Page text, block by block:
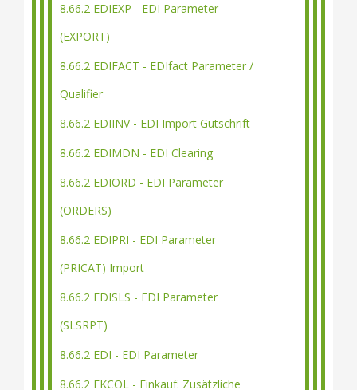
8.66.2 EDIEXP - EDI Parameter
(EXPORT)
8.66.2 EDIFACT - EDIfact Parameter /
Qualifier
8.66.2 EDIINV - EDI Import Gutschrift
8.66.2 EDIMDN - EDI Clearing
8.66.2 EDIORD - EDI Parameter
(ORDERS)
8.66.2 EDIPRI - EDI Parameter
(PRICAT) Import
8.66.2 EDISLS - EDI Parameter
(SLSRPT)
8.66.2 EDI - EDI Parameter
8.66.2 EKCOL - Einkauf: Zusätzliche